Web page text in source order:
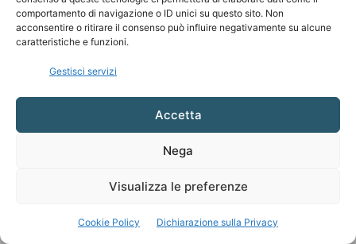
comportamento di navigazione o ID unici su questo sito. Non
acconsentire o ritirare il consenso può influire negativamente su alcune
caratteristiche e funzioni.
Gestisci servizi
Accetta
Nega
Visualizza le preferenze
Cookie Policy Dichiarazione sulla Privacy